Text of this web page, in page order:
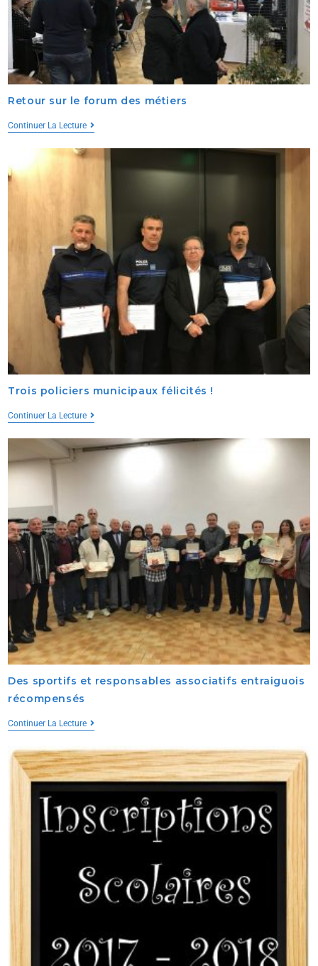
Retour sur le forum des métiers
Continuer La Lecture
Trois policiers municipaux félicités !
Continuer La Lecture
Des sportifs et responsables associatifs entraiguois
récompensés
Continuer La Lecture